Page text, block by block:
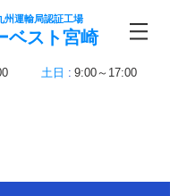
州運輸局認証工場
ベスト宮崎
土日 : 9:00～17:00